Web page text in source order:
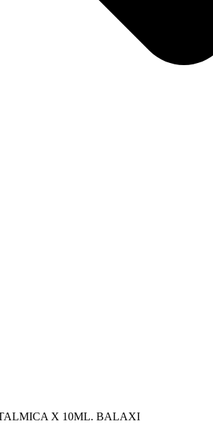
X 10ML. BALAXI